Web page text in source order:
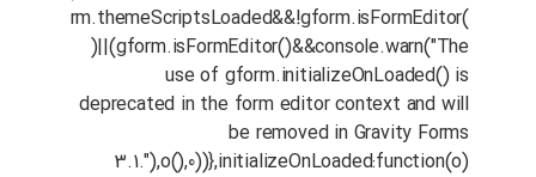
rm.themeScriptsLoaded&&!gform.isFormEditor(
)||(gform.isFormEditor()&&console.warn("The
use of gform.initializeOnLoaded() is
deprecated in the form editor context and will
be removed in Gravity Forms
3.1."),o(),0))},initializeOnLoaded:function(o)